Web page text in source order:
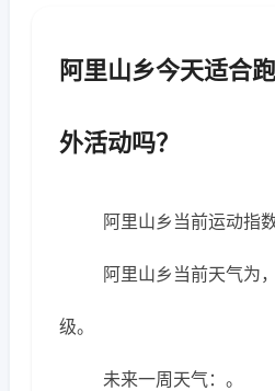
阿里山乡今天适合
外活动吗？
阿里山乡当前运动指数
阿里山乡当前天气为
级。
未来一周天气：。